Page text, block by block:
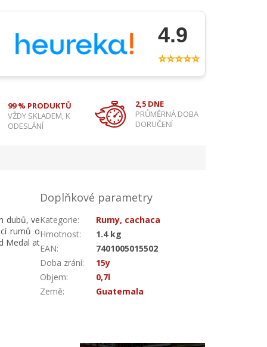
4.9
⭐⭐⭐⭐⭐
99 % PRODUKTŮ
VŽDY SKLADEM, K
ODESLÁNÍ
2,5 DNE
PRŮMĚRNÁ DOBA
DORUČENÍ
dubů, ve
rumů o
Medal at
Doplňkové parametry
Kategorie:
Rumy, cachaca
Hmotnost:
1.4 kg
EAN:
7401005015502
Doba zrání:
15y
Objem:
0,7l
Země: Guatemala